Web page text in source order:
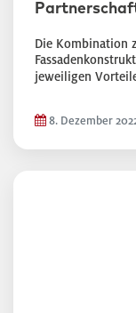
Die Kombination
jeweiligen
8. Dezember